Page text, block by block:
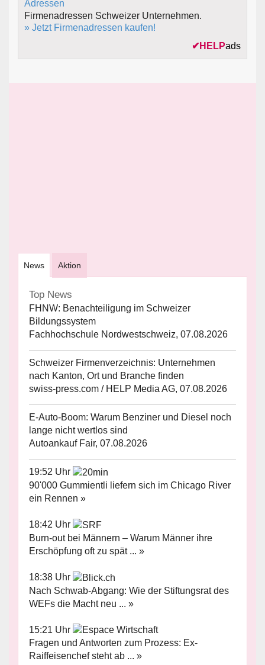
Firmenadressen Schweizer Unternehmen.
» Jetzt Firmenadressen kaufen!
✔ HELPads
News Aktion
Top News
FHNW: Benachteiligung im Schweizer
Bildungssystem
Fachhochschule Nordwestschweiz, 07.08.2026
Schweizer Firmenverzeichnis: Unternehmen
nach Kanton, Ort und Branche finden
swiss-press.com / HELP Media AG, 07.08.2026
E-Auto-Boom: Warum Benziner und Diesel noch
lange nicht wertlos sind
Autoankauf Fair, 07.08.2026
19:52 Uhr
90'000 Gummientli liefern sich im Chicago River
ein Rennen »
18:42 Uhr
Burn-out bei Männern – Warum Männer ihre
Erschöpfung oft zu spät ... »
18:38 Uhr
Nach Schwab-Abgang: Wie der Stiftungsrat des
WEFs die Macht neu ... »
15:21 Uhr
Fragen und Antworten zum Prozess: Ex-
Raiffeisenchef steht ab ... »